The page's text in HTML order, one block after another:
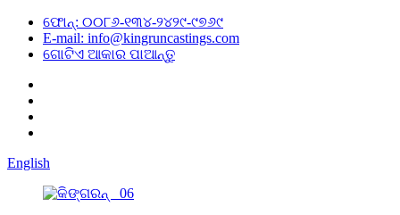
ଫୋନ୍: ୦୦୮୬-୧୩୪-୨୪୨୯-୯୭୬୯
E-mail: info@kingruncastings.com
ଗୋଟିଏ ଆକାର ପାଆନ୍ତୁ
English